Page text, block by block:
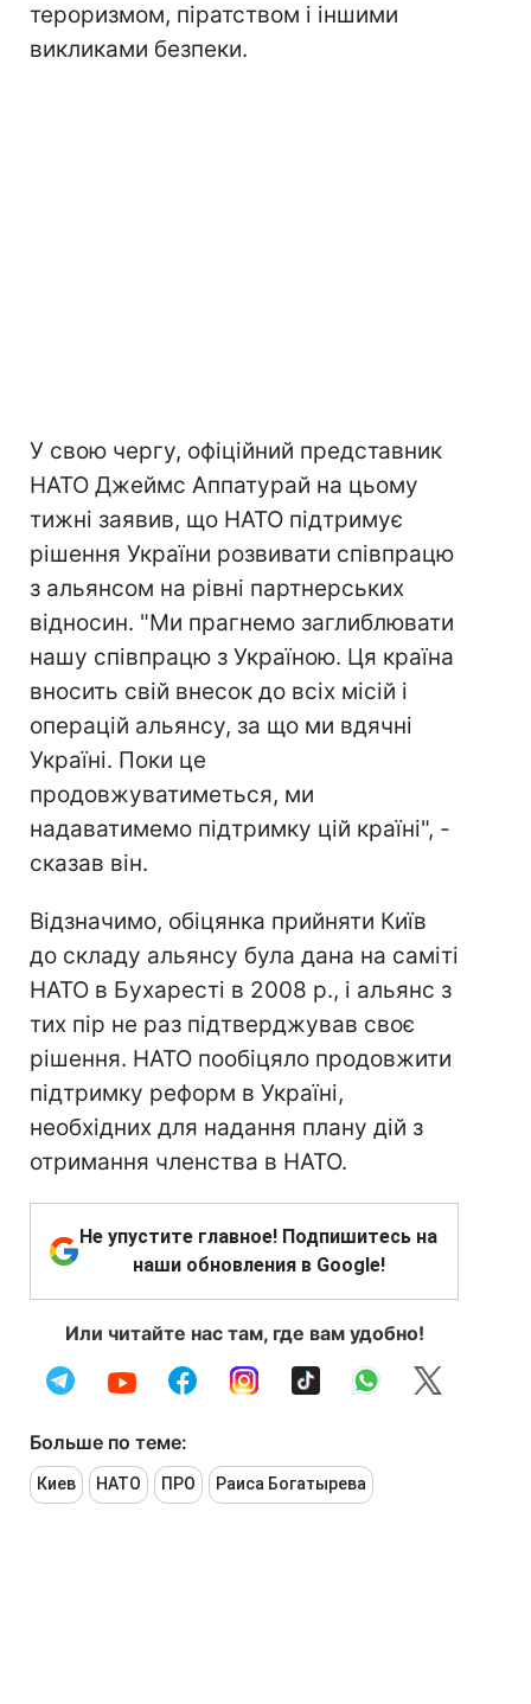
тероризмом, піратством і іншими
викликами безпеки.
У свою чергу, офіційний представник
НАТО Джеймс Аппатурай на цьому
тижні заявив, що НАТО підтримує
рішення України розвивати співпрацю
з альянсом на рівні партнерських
відносин. "Ми прагнемо заглиблювати
нашу співпрацю з Україною. Ця країна
вносить свій внесок до всіх місій і
операцій альянсу, за що ми вдячні
Україні. Поки це
продовжуватиметься, ми
надаватимемо підтримку цій країні", -
сказав він.
Відзначимо, обіцянка прийняти Київ
до складу альянсу була дана на саміті
НАТО в Бухаресті в 2008 р., і альянс з
тих пір не раз підтверджував своє
рішення. НАТО пообіцяло продовжити
підтримку реформ в Україні,
необхідних для надання плану дій з
отримання членства в НАТО.
Не упустите главное! Подпишитесь на
наши обновления в Google!
Или читайте нас там, где вам удобно!
Больше по теме:
Киев НАТО ПРО Раиса Богатырева